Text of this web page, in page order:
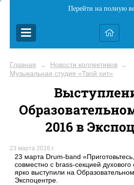
Перейти на полную
Главная → Новости коллективов →
Музыкальная студия «Твой хит»
2016 в
23 марта 2016 г.
23 марта Drum-band
совместно с brass-секцией
ярко выступили на
Экспоцентре.